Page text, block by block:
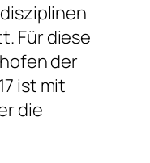
Für diese
der
ist mit
die